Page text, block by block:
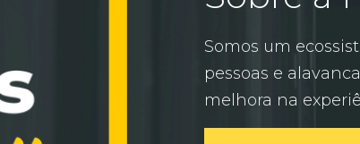
Somos um
pessoas e
melhora na